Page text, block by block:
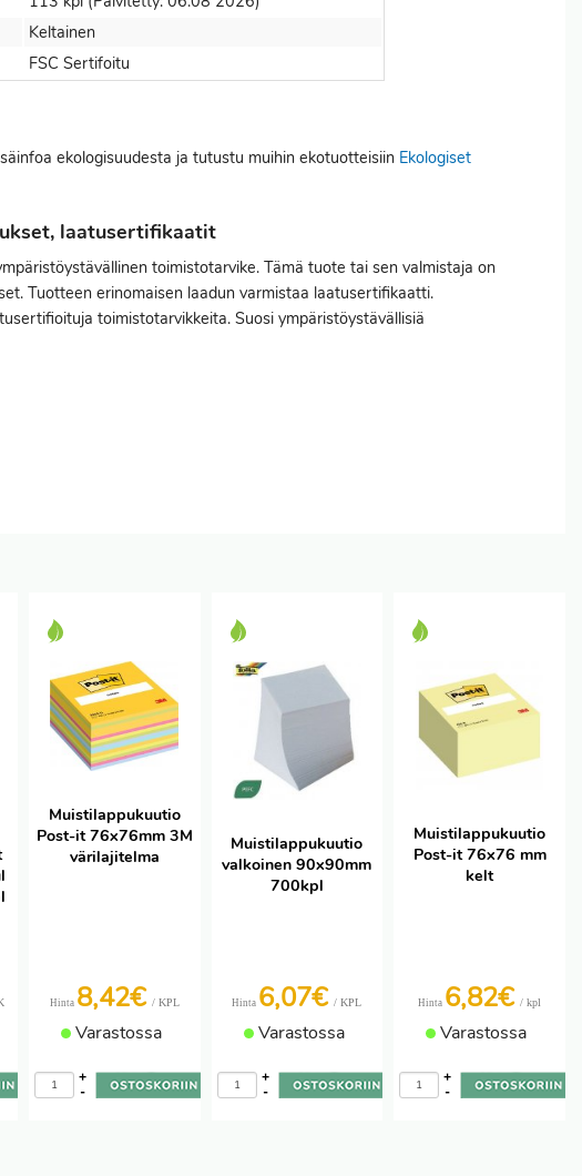
Keltainen
FSC Sertifoitu
ekologisuudesta ja tutustu muihin ekotuotteisiin Ekologiset
laatusertifikaatit
toimistotarvike. Tämä tuote tai sen valmistaja on
Tuotteen erinomaisen laadun varmistaa laatusertifikaatti.
toimistotarvikkeita. Suosi ympäristöystävällisiä
Muistilappukuutio
Post-it 76x76mm 3M
värilajitelma
Hinta 8,42€ / KPL
Varastossa
-
+
Muistilappukuutio
valkoinen 90x90mm
700kpl
Hinta 6,07€/ KPL
Varastossa
-
+
Muistilappukuutio
Post-it 76x76 mm
kelt
Hinta 6,82€/ kpl
Varastossa
-
+